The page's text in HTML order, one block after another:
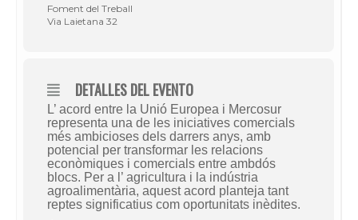
Foment del Treball
Via Laietana 32
DETALLES DEL EVENTO
L’ acord entre la Unió Europea i Mercosur
representa una de les iniciatives comercials
més ambicioses dels darrers anys, amb
potencial per transformar les relacions
econòmiques i comercials entre ambdós
blocs. Per a l’ agricultura i la indústria
agroalimentària, aquest acord planteja tant
reptes significatius com oportunitats inèdites.